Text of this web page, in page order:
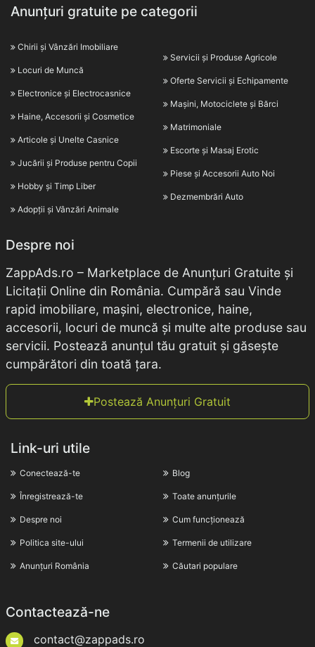
Anunțuri gratuite pe categorii
Chirii și Vânzări Imobiliare
Locuri de Muncă
Electronice și Electrocasnice
Haine, Accesorii și Cosmetice
Articole și Unelte Casnice
Jucării și Produse pentru Copii
Hobby și Timp Liber
Adopții și Vânzări Animale
Servicii și Produse Agricole
Oferte Servicii și Echipamente
Mașini, Motociclete și Bărci
Matrimoniale
Escorte și Masaj Erotic
Piese și Accesorii Auto Noi
Dezmembrări Auto
Despre noi
ZappAds.ro – Marketplace de Anunțuri Gratuite și
Licitații Online din România. Cumpără sau Vinde
rapid imobiliare, mașini, electronice, haine,
accesorii, locuri de muncă și multe alte produse sau
servicii. Postează anunțul tău gratuit și găsește
cumpărători din toată țara.
Postează Anunțuri Gratuit
Link-uri utile
Conectează-te
Înregistrează-te
Despre noi
Politica site-ului
Anunțuri România
Blog
Toate anunțurile
Cum funcționează
Termenii de utilizare
Căutari populare
Contactează-ne
contact@zappads.ro